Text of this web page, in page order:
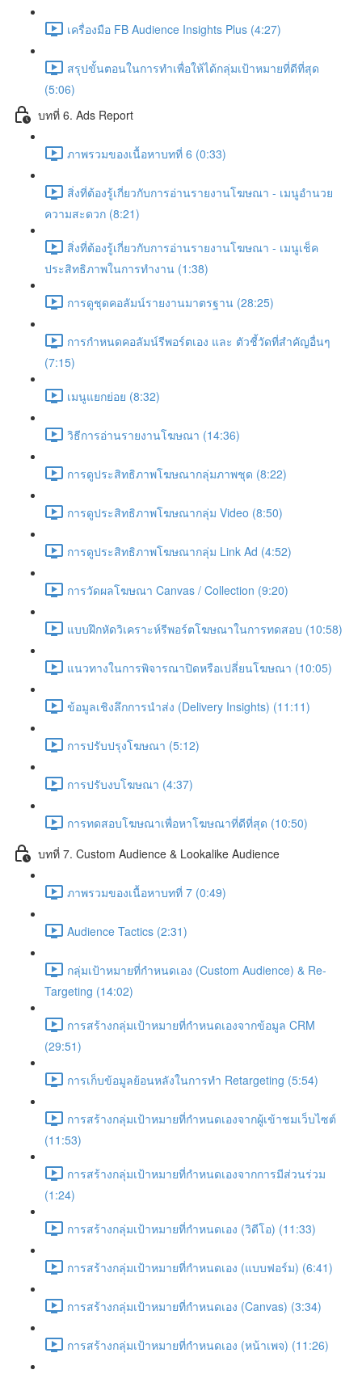
เครื่องมือ FB Audience Insights Plus (4:27)
สรุปขั้นตอนในการทำเพื่อให้ได้กลุ่มเป้าหมายที่ดีที่สุด
(5:06)
บทที่ 6. Ads Report
ภาพรวมของเนื้อหาบทที่ 6 (0:33)
สิ่งที่ต้องรู้เกี่ยวกับการอ่านรายงานโฆษณา - เมนูอำนวย
ความสะดวก (8:21)
สิ่งที่ต้องรู้เกี่ยวกับการอ่านรายงานโฆษณา - เมนูเช็ค
ประสิทธิภาพในการทำงาน (1:38)
การดูชุดคอลัมน์รายงานมาตรฐาน (28:25)
การกำหนดคอลัมน์รีพอร์ตเอง และ ตัวชี้วัดที่สำคัญอื่นๆ
(7:15)
เมนูแยกย่อย (8:32)
วิธีการอ่านรายงานโฆษณา (14:36)
การดูประสิทธิภาพโฆษณากลุ่มภาพชุด (8:22)
การดูประสิทธิภาพโฆษณากลุ่ม Video (8:50)
การดูประสิทธิภาพโฆษณากลุ่ม Link Ad (4:52)
การวัดผลโฆษณา Canvas / Collection (9:20)
แบบฝึกหัดวิเคราะห์รีพอร์ตโฆษณาในการทดสอบ (10:58)
แนวทางในการพิจารณาปิดหรือเปลี่ยนโฆษณา (10:05)
ข้อมูลเชิงลึกการนำส่ง (Delivery Insights) (11:11)
การปรับปรุงโฆษณา (5:12)
การปรับงบโฆษณา (4:37)
การทดสอบโฆษณาเพื่อหาโฆษณาที่ดีที่สุด (10:50)
บทที่ 7. Custom Audience & Lookalike Audience
ภาพรวมของเนื้อหาบทที่ 7 (0:49)
Audience Tactics (2:31)
กลุ่มเป้าหมายที่กำหนดเอง (Custom Audience) & Re-
Targeting (14:02)
การสร้างกลุ่มเป้าหมายที่กำหนดเองจากข้อมูล CRM
(29:51)
การเก็บข้อมูลย้อนหลังในการทำ Retargeting (5:54)
การสร้างกลุ่มเป้าหมายที่กำหนดเองจากผู้เข้าชมเว็บไซต์
(11:53)
การสร้างกลุ่มเป้าหมายที่กำหนดเองจากการมีส่วนร่วม
(1:24)
การสร้างกลุ่มเป้าหมายที่กำหนดเอง (วิดีโอ) (11:33)
การสร้างกลุ่มเป้าหมายที่กำหนดเอง (แบบฟอร์ม) (6:41)
การสร้างกลุ่มเป้าหมายที่กำหนดเอง (Canvas) (3:34)
การสร้างกลุ่มเป้าหมายที่กำหนดเอง (หน้าเพจ) (11:26)